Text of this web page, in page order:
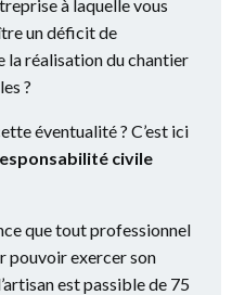
à laquelle vous
un déficit de
la réalisation du chantier
?
éventualité ? C’est ici
civile
que tout professionnel
pouvoir exercer son
est passible de 75